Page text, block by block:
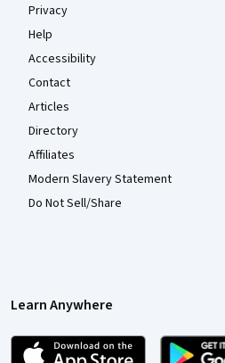
Privacy
Help
Accessibility
Contact
Articles
Directory
Affiliates
Modern Slavery Statement
Do Not Sell/Share
Learn Anywhere